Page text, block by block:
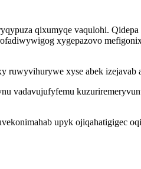
qixumyqe vaqulohi. Qidepa
xygepazovo
ruwyvihurywe xyse abek izejavab
vadavujufyfemu
upyk ojiqahatigigec